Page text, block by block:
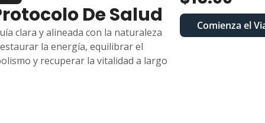
De Salud
clara y alineada con la naturaleza
la energía, equilibrar el
y recuperar la vitalidad a largo
Comienza el